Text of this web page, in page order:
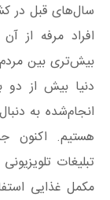
سال‌های قبل در
افراد مرفه از
بیش‌تری بین
دنیا بیش از دو
انجام‌شده به
هستیم. اکنون
تبلیغات
مکمل غذایی